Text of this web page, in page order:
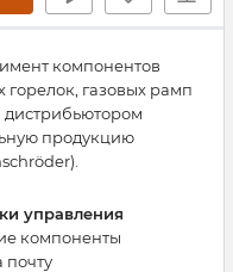
компонентов
газовых рамп
продукцию
управления
компоненты
почту